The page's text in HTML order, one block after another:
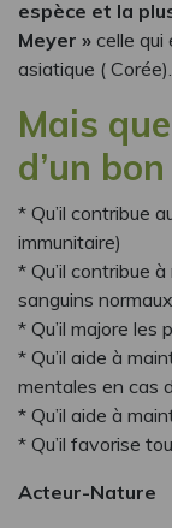
espèce et la
Meyer » celle qui
asiatique ( Corée).
Mais
d’un
* Qu’il contribue
immunitaire)
* Qu’il contribue
sanguins normaux
* Qu’il majore
* Qu’il aide à
mentales en cas
* Qu’il aide à
* Qu’il favorise
Acteur-Nature